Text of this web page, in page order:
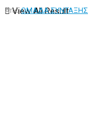
View All Result
Από ΟΜΑΔΑ ΣΥΝΤΑΞΗΣ